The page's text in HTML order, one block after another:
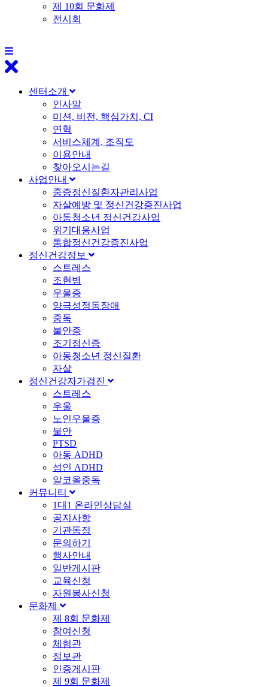
제 10회 문화제
전시회
센터소개
인사말
미션, 비전, 핵심가치, CI
연혁
서비스체계, 조직도
이용안내
찾아오시는길
사업안내
중증정신질환자관리사업
자살예방 및 정신건강증진사업
아동청소년 정신건강사업
위기대응사업
통합정신건강증진사업
정신건강정보
스트레스
조현병
우울증
양극성정동장애
중독
불안증
조기정신증
아동청소년 정신질환
자살
정신건강자가검진
스트레스
우울
노인우울증
불안
PTSD
아동 ADHD
성인 ADHD
알코올중독
커뮤니티
1대1 온라인상담실
공지사항
기관동정
문의하기
행사안내
일반게시판
교육신청
자원봉사신청
문화제
제 8회 문화제
참여신청
체험관
정보관
인증게시판
제 9회 문화제